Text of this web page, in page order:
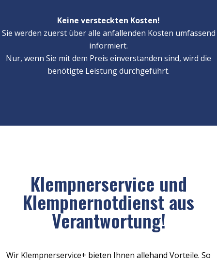
Keine versteckten Kosten!
Sie werden zuerst über alle anfallenden Kosten umfassend
informiert.
Nur, wenn Sie mit dem Preis einverstanden sind, wird die
benötigte Leistung durchgeführt.
Klempnerservice und
Klempnernotdienst aus
Verantwortung!
Wir Klempnerservice+ bieten Ihnen allehand Vorteile. So